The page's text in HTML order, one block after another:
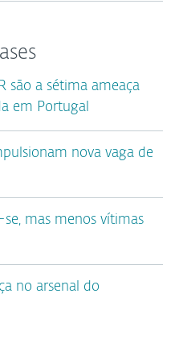
são a sétima ameaça
em Portugal
nova vaga de
mas menos vítimas
no arsenal do